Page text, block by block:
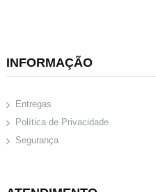
INFORMAÇÃO
Entregas
Política de Privacidade
Segurança